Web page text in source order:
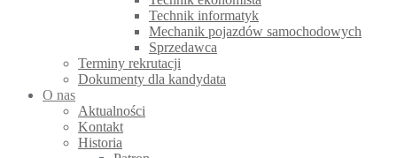
Technik informatyk
Mechanik pojazdów samochodowych
Sprzedawca
Terminy rekrutacji
Dokumenty dla kandydata
O nas
Aktualności
Kontakt
Historia